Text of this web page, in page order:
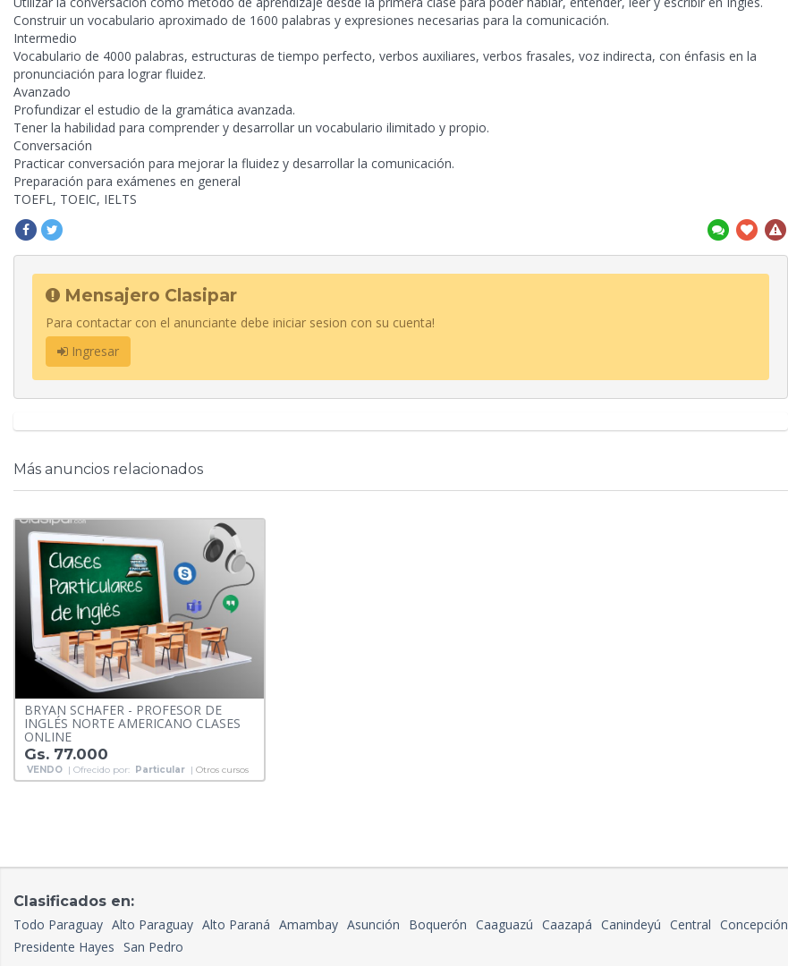
Construir un vocabulario aproximado de 1600 palabras y expresiones necesarias para la comunicación.
Intermedio
Vocabulario de 4000 palabras, estructuras de tiempo perfecto, verbos auxiliares, verbos frasales, voz indirecta, con énfasis en la
pronunciación para lograr fluidez.
Avanzado
Profundizar el estudio de la gramática avanzada.
Tener la habilidad para comprender y desarrollar un vocabulario ilimitado y propio.
Conversación
Practicar conversación para mejorar la fluidez y desarrollar la comunicación.
Preparación para exámenes en general
TOEFL, TOEIC, IELTS
Mensajero Clasipar
Para contactar con el anunciante debe iniciar sesion con su cuenta!
Ingresar
Más anuncios relacionados
BRYAN SCHAFER - PROFESOR DE
INGLÉS NORTE AMERICANO CLASES
ONLINE
Gs. 77.000
VENDO | Ofrecido por: Particular | Otros cursos
Clasificados en:
Todo Paraguay Alto Paraguay Alto Paraná Amambay Asunción Boquerón Caaguazú Caazapá Canindeyú Central Concepción
Presidente Hayes San Pedro